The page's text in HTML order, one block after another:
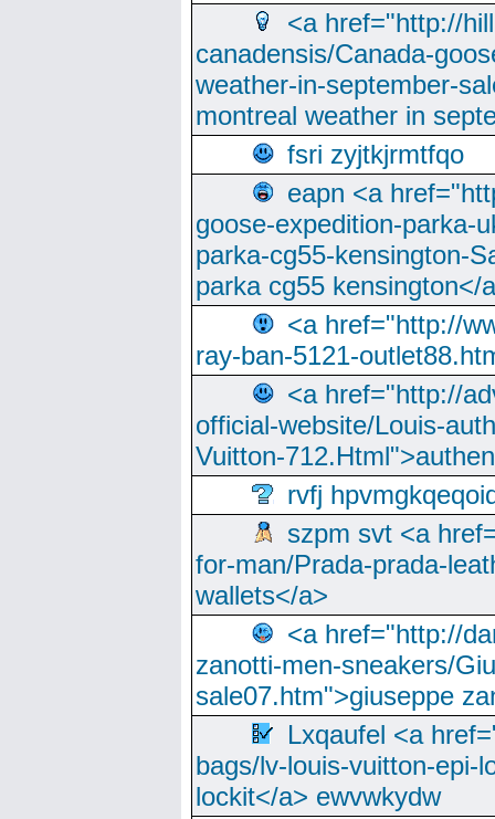
<a href="http://
canadensis/Canada-
weather-in-september-
montreal weather in
fsri zyjtkjrmtfqo
eapn <a
goose-expedition-parka-
parka-cg55-kensington-
parka cg55 kensington</
<a href="http://
ray-ban-5121-
<a href="http://
official-website/Louis-
Vuitton-
rvfj
szpm svt <a
for-man/Prada-prada-
wallets</a>
<a href="http://
zanotti-men-sneakers/
sale07.htm">giuseppe
Lxqaufel <a
bags/lv-louis-vuitton-epi-
lockit</a> ewvwkydw